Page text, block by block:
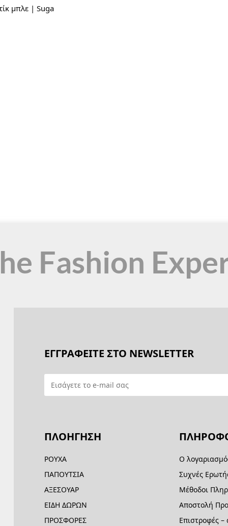
μπλε | Suga
Fashion
ΕΓΓΡΑΦΕΙΤΕ ΣΤΟ NEWSLETTER
ΠΛΟΗΓΗΣΗ
ΡΟΥΧΑ
ΠΑΠΟΥΤΣΙΑ
ΑΞΕΣΟΥΑΡ
ΕΙΔΗ ΔΩΡΩΝ
ΠΡΟΣΦΟΡΕΣ
Ο
Συχνές
Μέθοδοι
Αποστολή
Επιστροφές –